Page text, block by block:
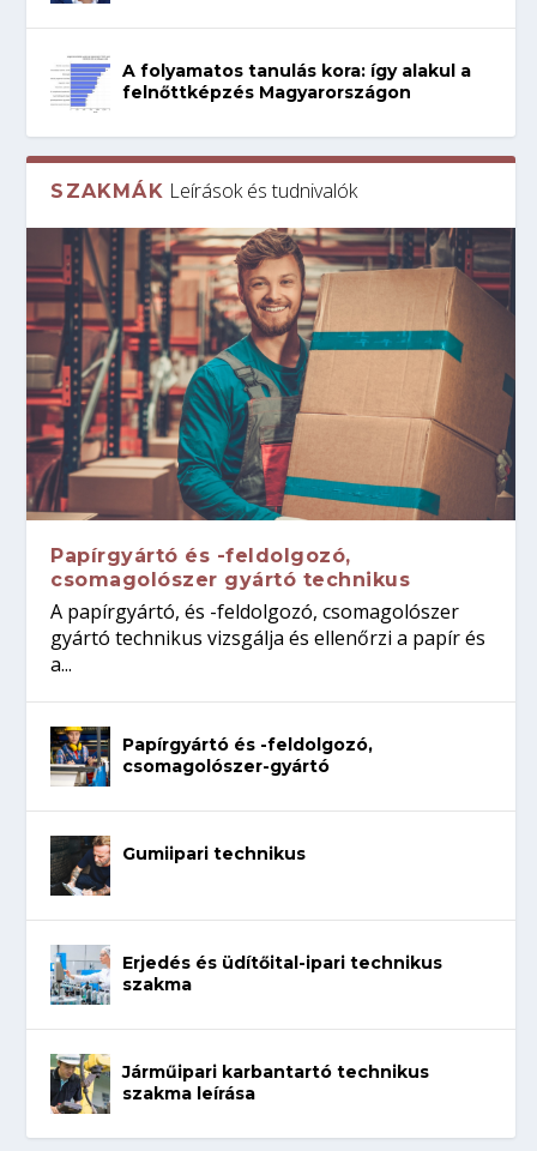
A folyamatos tanulás kora: így alakul a
felnőttképzés Magyarországon
SZAKMÁK Leírások és tudnivalók
Papírgyártó és -feldolgozó,
csomagolószer gyártó technikus
A papírgyártó, és -feldolgozó, csomagolószer
gyártó technikus vizsgálja és ellenőrzi a papír és
a...
Papírgyártó és -feldolgozó,
csomagolószer-gyártó
Gumiipari technikus
Erjedés és üdítőital-ipari technikus
szakma
Járműipari karbantartó technikus
szakma leírása